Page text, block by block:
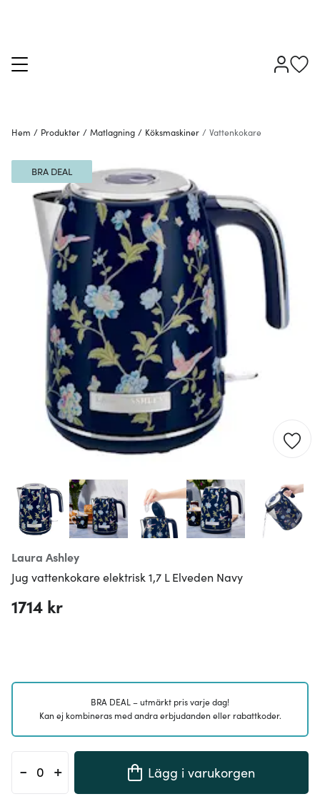
Hem / Produkter / Matlagning / Köksmaskiner / Vattenkokare
Laura Ashley
Jug vattenkokare elektrisk 1,7 L Elveden Navy
BRA DEAL
1714 kr
BRA DEAL – utmärkt pris varje dag!
Kan ej kombineras med andra erbjudanden eller rabattkoder.
- + Lägg i varukorgen